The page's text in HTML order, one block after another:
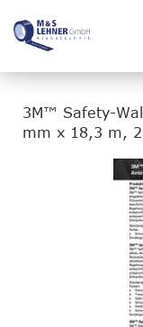
3M™ Safety-
mm x 18,3 m,